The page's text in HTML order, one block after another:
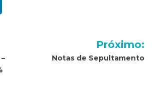
Próximo:
Notas de Sepultamento